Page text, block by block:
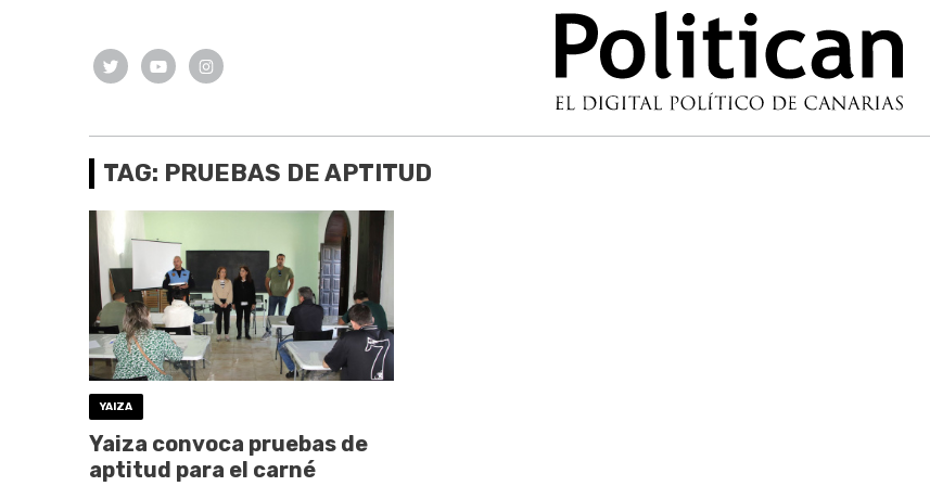
TAG: PRUEBAS DE APTITUD
YAIZA
Yaiza convoca pruebas de
aptitud para el carné